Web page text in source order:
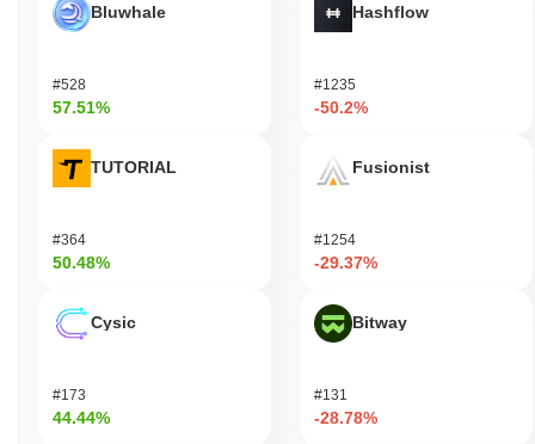
Bluwhale
#528
57.51%
TUTORIAL
#364
50.48%
Cysic
#173
44.44%
Hashflow
#1235
-50.2%
Fusionist
#1254
-29.37%
Bitway
#131
-28.78%